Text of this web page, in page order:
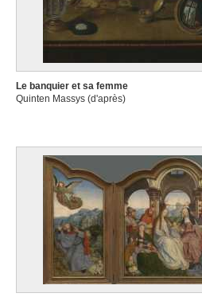
Le banquier et sa femme
Quinten Massys (d'après)